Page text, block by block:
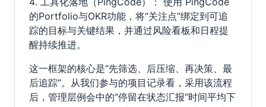
的Portfolio与OKR功能，将“关注点”绑定到可追
踪的目标与关键结果，并通过风险看板和日程提
醒持续推进。
这一框架的核心是“先筛选、后压缩、再决策、最
后追踪”。从我们参与的项目记录看，采用该流程
后，管理层例会中的“停留在状态汇报”时间平均下